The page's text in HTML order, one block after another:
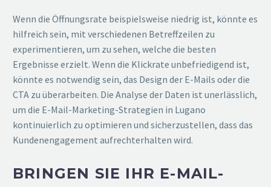
Wenn die Öffnungsrate beispielsweise niedrig ist, könnte es
hilfreich sein, mit verschiedenen Betreffzeilen zu
experimentieren, um zu sehen, welche die besten
Ergebnisse erzielt. Wenn die Klickrate unbefriedigend ist,
könnte es notwendig sein, das Design der E-Mails oder die
CTA zu überarbeiten. Die Analyse der Daten ist unerlässlich,
um die E-Mail-Marketing-Strategien in Lugano
kontinuierlich zu optimieren und sicherzustellen, dass das
Kundenengagement aufrechterhalten wird.
BRINGEN SIE IHR E-MAIL-